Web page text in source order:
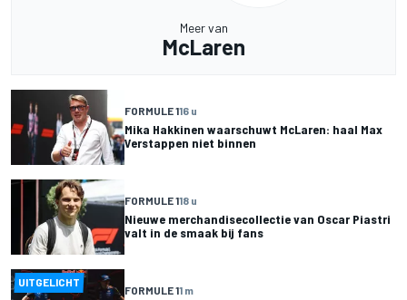
Meer van
McLaren
FORMULE 116 u
Mika Hakkinen waarschuwt McLaren: haal Max
Verstappen niet binnen
FORMULE 118 u
Nieuwe merchandisecollectie van Oscar Piastri
valt in de smaak bij fans
UITGELICHT
FORMULE 11 m